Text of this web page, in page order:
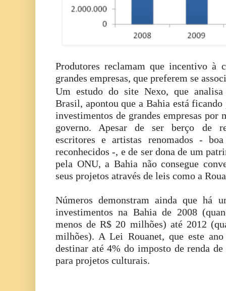
Produtores reclamam que incentivo à
grandes empresas, que preferem se
Um estudo do site Nexo, que
Brasil, apontou que a Bahia está ficando
investimentos de grandes empresas
governo. Apesar de ser berço de
escritores e artistas renomados -
reconhecidos -, e de ser dona de um
pela ONU, a Bahia não consegue
seus projetos através de leis como a
Números demonstram ainda que há
investimentos na Bahia de 2008
menos de R$ 20 milhões) até 2012
milhões). A Lei Rouanet, que este
destinar até 4% do imposto de renda de
para projetos culturais.